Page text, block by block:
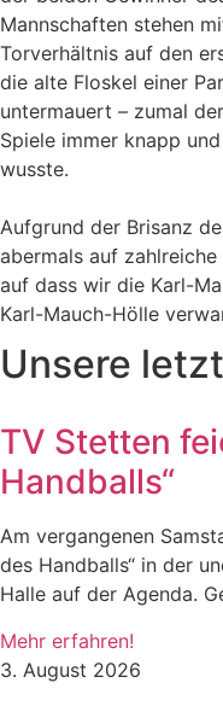
Mannschaften stehen
Torverhältnis auf den
die alte Floskel einer
untermauert – zumal
Spiele immer knapp
wusste.
Aufgrund der Brisanz
abermals auf
auf dass wir die Karl-
Karl-Mauch-Hölle
Unsere
TV Stetten
Handballs“
Am vergangenen
des Handballs“ in der
Halle auf der Agenda.
Mehr erfahren!
3. August 2026